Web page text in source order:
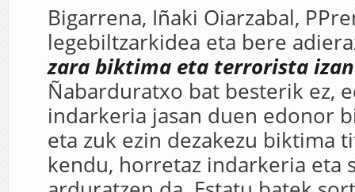
Bigarrena, Iñaki Oiarzabal,
legebiltzarkidea eta bere
zara biktima eta terrorista
Ñabarduratxo bat besterik ez,
indarkeria jasan duen edonor
eta zuk ezin dezakezu biktima
kendu, horretaz indarkeria eta